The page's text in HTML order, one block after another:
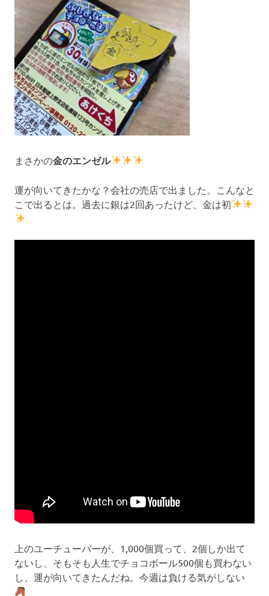
まさかの金のエンゼル
運が向いてきたかな？会社の売店で出ました。こんなと
こで出るとは。過去に銀は2回あったけど、金は初
上のユーチューバーが、1,000個買って、2個しか出て
ないし、そもそも人生でチョコボール500個も買わない
し、運が向いてきたんだね。今週は負ける気がしない